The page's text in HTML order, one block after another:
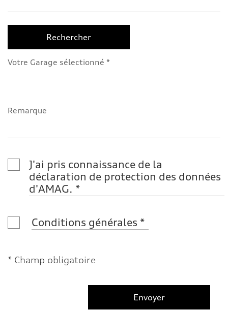
Rechercher
Votre Garage sélectionné
Remarque
J'ai pris connaissance de la
déclaration de protection des données
d'AMAG.
Conditions générales
* Champ obligatoire
Envoyer